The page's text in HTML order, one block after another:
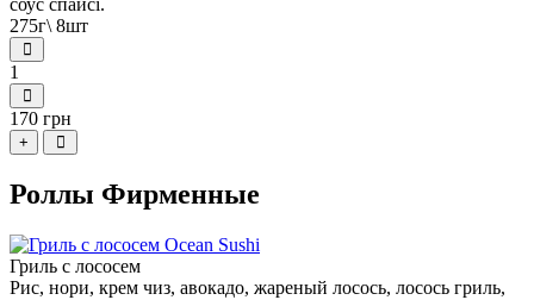
соус спайсі.
275г\ 8шт
1
170 грн
+
Роллы Фирменные
Гриль с лососем
Рис, нори, крем чиз, авокадо, жареный лосось, лосось гриль,